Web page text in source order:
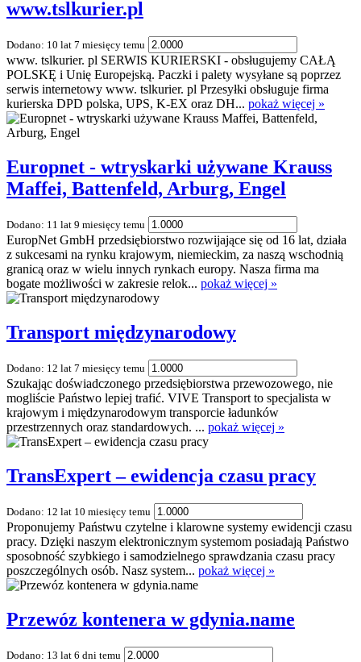
www.tslkurier.pl
Dodano: 10 lat 7 miesięcy temu
www. tslkurier. pl SERWIS KURIERSKI - obsługujemy CAŁĄ
POLSKĘ i Unię Europejską. Paczki i palety wysyłane są poprzez
serwis internetowy www. tslkurier. pl Przesyłki obsługuje firma
kurierska DPD polska, UPS, K-EX oraz DH... pokaż więcej »
Europnet - wtryskarki używane Krauss
Maffei, Battenfeld, Arburg, Engel
Dodano: 11 lat 9 miesięcy temu
EuropNet GmbH przedsiębiorstwo rozwijające się od 16 lat, działa
z sukcesami na rynku krajowym, niemieckim, za naszą wschodnią
granicą oraz w wielu innych rynkach europy. Nasza firma ma
bogate możliwości w zakresie relok... pokaż więcej »
Transport międzynarodowy
Dodano: 12 lat 7 miesięcy temu
Szukając doświadczonego przedsiębiorstwa przewozowego, nie
mogliście Państwo lepiej trafić. VIVE Transport to specjalista w
krajowym i międzynarodowym transporcie ładunków
przestrzennych oraz standardowych. ... pokaż więcej »
TransExpert – ewidencja czasu pracy
Dodano: 12 lat 10 miesięcy temu
Proponujemy Państwu czytelne i klarowne systemy ewidencji czasu
pracy. Dzięki naszym elektronicznym systemom posiadają Państwo
sposobność szybkiego i samodzielnego sprawdzania czasu pracy
poszczególnych osób. Nasz system... pokaż więcej »
Przewóz kontenera w gdynia.name
Dodano: 13 lat 6 dni temu